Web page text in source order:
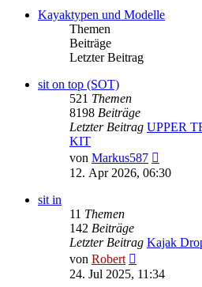
Kayaktypen und Modelle
Themen
Beiträge
Letzter Beitrag
sit on top (SOT)
521 Themen
8198 Beiträge
Letzter Beitrag UPPER
KIT
von Markus587
Beitrag
12. Apr 2026, 06:30
sit in
11 Themen
142 Beiträge
Letzter Beitrag Kajak
von Robert
Beitrag
24. Jul 2025, 11:34